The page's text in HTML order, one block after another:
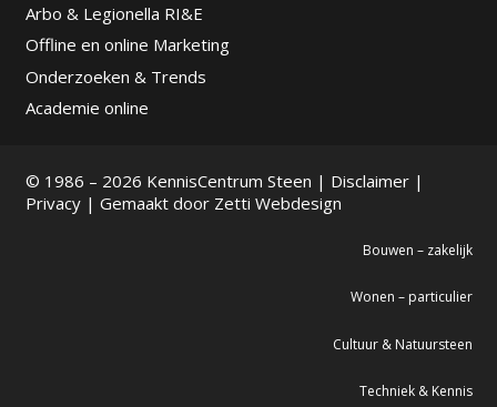
Arbo & Legionella RI&E
Offline en online Marketing
Onderzoeken & Trends
Academie online
© 1986 – 2026 KennisCentrum Steen | Disclaimer|
Privacy| Gemaakt door Zetti Webdesign
Bouwen – zakelijk
Wonen – particulier
Cultuur & Natuursteen
Techniek & Kennis